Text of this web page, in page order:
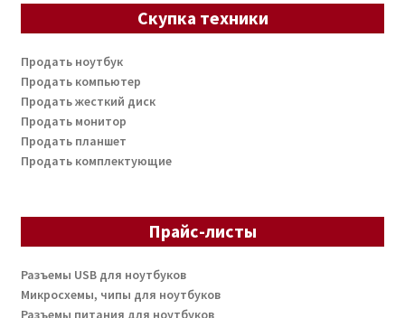
Скупка техники
Продать ноутбук
Продать компьютер
Продать жесткий диск
Продать монитор
Продать планшет
Продать комплектующие
Прайс-листы
Разъемы USB для ноутбуков
Микросхемы, чипы для ноутбуков
Разъемы питания для ноутбуков